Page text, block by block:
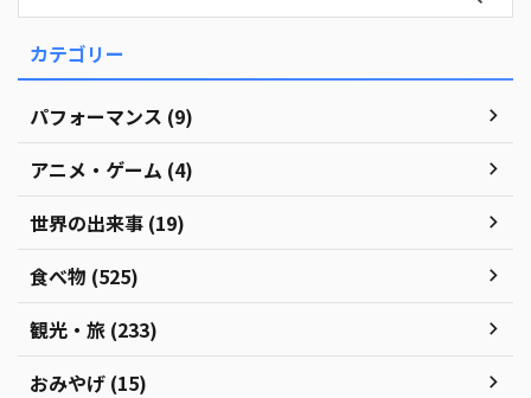
カテゴリー
パフォーマンス (9)
アニメ・ゲーム (4)
世界の出来事 (19)
食べ物 (525)
観光・旅 (233)
おみやげ (15)